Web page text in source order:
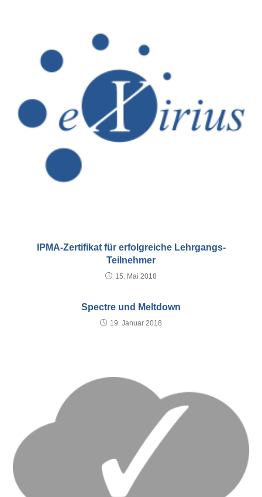
IPMA-Zertifikat für erfolgreiche Lehrgangs-
Teilnehmer
15. Mai 2018
Spectre und Meltdown
19. Januar 2018